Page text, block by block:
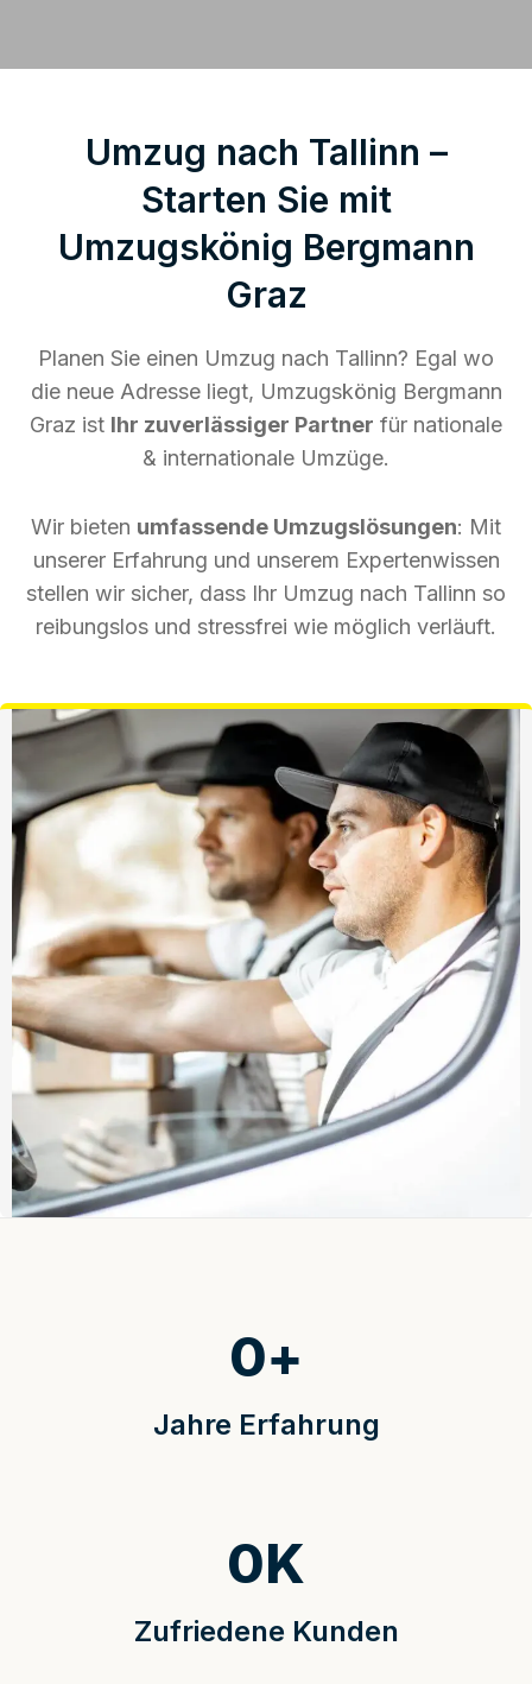
Umzug nach Tallinn –
Starten Sie mit
Umzugskönig Bergmann
Graz
Planen Sie einen Umzug nach Tallinn? Egal wo
die neue Adresse liegt, Umzugskönig Bergmann
Graz ist Ihr zuverlässiger Partner für nationale
& internationale Umzüge.
Wir bieten umfassende Umzugslösungen: Mit
unserer Erfahrung und unserem Expertenwissen
stellen wir sicher, dass Ihr Umzug nach Tallinn so
reibungslos und stressfrei wie möglich verläuft.
Jahre Erfahrung
0+
Zufriedene Kunden
0K